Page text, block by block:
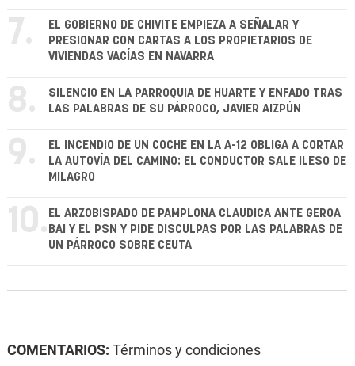
7.
EL GOBIERNO DE CHIVITE EMPIEZA A SEÑALAR Y
PRESIONAR CON CARTAS A LOS PROPIETARIOS DE
VIVIENDAS VACÍAS EN NAVARRA
8.
SILENCIO EN LA PARROQUIA DE HUARTE Y ENFADO TRAS
LAS PALABRAS DE SU PÁRROCO, JAVIER AIZPÚN
9.
EL INCENDIO DE UN COCHE EN LA A-12 OBLIGA A CORTAR
LA AUTOVÍA DEL CAMINO: EL CONDUCTOR SALE ILESO DE
MILAGRO
10. EL ARZOBISPADO DE PAMPLONA CLAUDICA ANTE GEROA
BAI Y EL PSN Y PIDE DISCULPAS POR LAS PALABRAS DE
UN PÁRROCO SOBRE CEUTA
COMENTARIOS: Términos y condiciones